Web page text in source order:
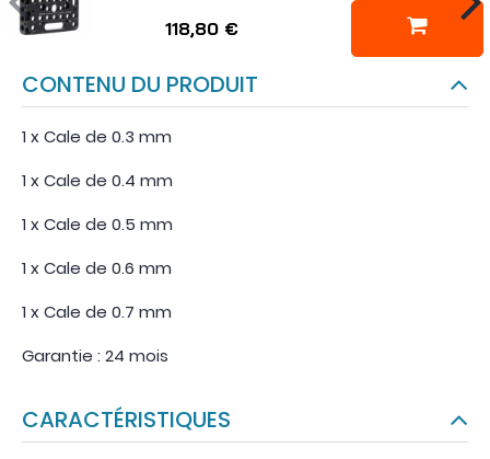
118,80 €
CONTENU DU PRODUIT
1 x Cale de 0.3 mm
1 x Cale de 0.4 mm
1 x Cale de 0.5 mm
1 x Cale de 0.6 mm
1 x Cale de 0.7 mm
Garantie : 24 mois
CARACTÉRISTIQUES